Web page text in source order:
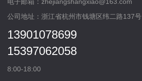
电子邮箱：zhejiangshangxiao@163.com
公司地址：浙江省杭州市钱塘区纬二路137号
13901078699
15397062058
8:00-18:00